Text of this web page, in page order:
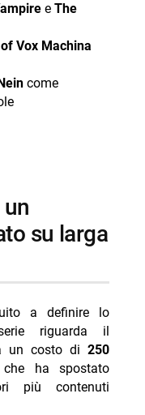
e The
Vox Machina
come
su larga
a definire lo
riguarda il
un costo di250
ha spostato
più contenuti